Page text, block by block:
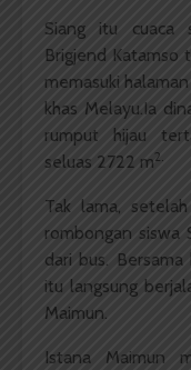
Siang itu cuaca
Brigjend Katamso
memasuki
khas Melayu.Ia
rumput hijau
seluas 2722 m2.
Tak lama,
rombongan siswa
dari bus.
itu langsung
Maimun.
Istana Maimun